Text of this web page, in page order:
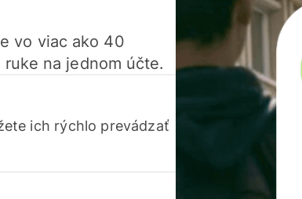
vo viac ako 40
na jednom účte.
ich rýchlo prevádzať